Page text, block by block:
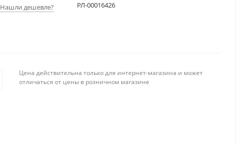
Нашли дешевле?
РЛ-00016426
Цена действительна только для интернет-магазина и может
отличаться от цены в розничном магазине